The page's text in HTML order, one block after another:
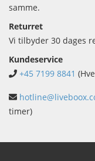
samme.
Returret
Vi tilbyder 30 dages
Kundeservice
+45 7199 8841
timer)